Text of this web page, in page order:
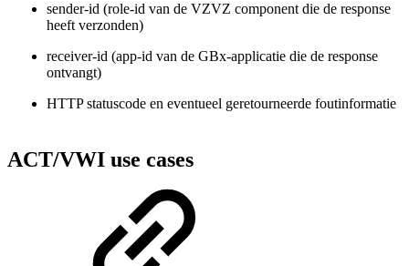
sender-id (role-id van de VZVZ component die de response
heeft verzonden)
receiver-id (app-id van de GBx-applicatie die de response
ontvangt)
HTTP statuscode en eventueel geretourneerde foutinformatie
ACT/VWI use cases